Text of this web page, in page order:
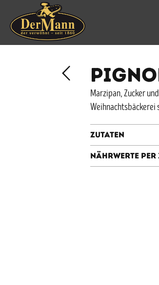
Marzipan, Zucker
Weihnachtsbäckerei
Zutaten
Nährwerte per